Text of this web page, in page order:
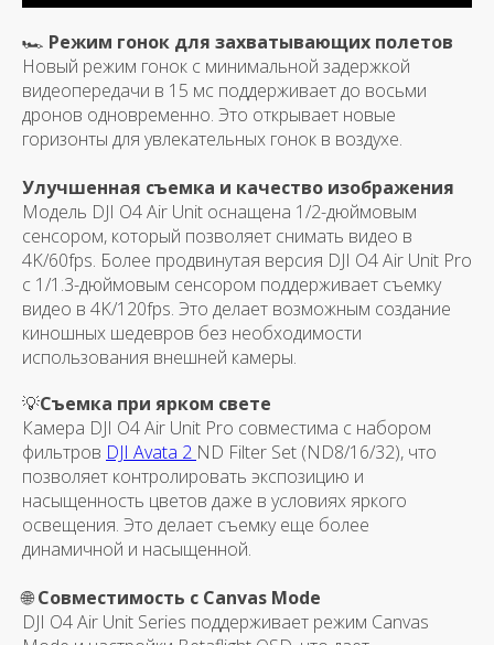
🏎 Режим гонок для захватывающих полетов
Новый режим гонок с минимальной задержкой
видеопередачи в 15 мс поддерживает до восьми
дронов одновременно. Это открывает новые
горизонты для увлекательных гонок в воздухе.
Улучшенная съемка и качество изображения
Модель DJI O4 Air Unit оснащена 1/2-дюймовым
сенсором, который позволяет снимать видео в
4K/60fps. Более продвинутая версия DJI O4 Air Unit Pro
с 1/1.3-дюймовым сенсором поддерживает съемку
видео в 4K/120fps. Это делает возможным создание
киношных шедевров без необходимости
использования внешней камеры.
💡Съемка при ярком свете
Камера DJI O4 Air Unit Pro совместима с набором
фильтров DJI Avata 2 ND Filter Set (ND8/16/32), что
позволяет контролировать экспозицию и
насыщенность цветов даже в условиях яркого
освещения. Это делает съемку еще более
динамичной и насыщенной.
🌐Совместимость с Canvas Mode
DJI O4 Air Unit Series поддерживает режим Canvas